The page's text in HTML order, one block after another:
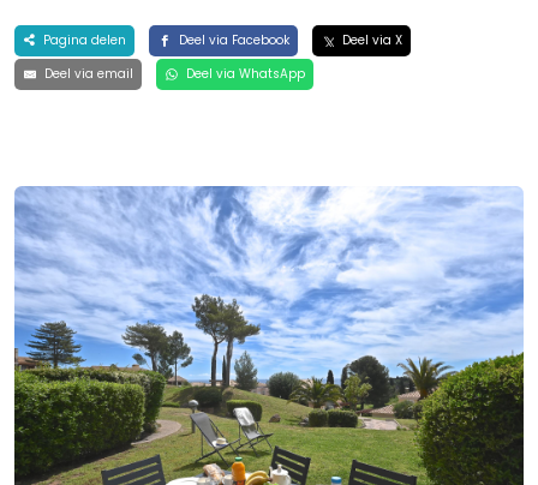
Pagina delen Deel via Facebook
Deel via X
Deel via email
Deel via WhatsApp